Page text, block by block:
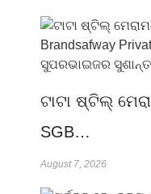
ଟାଟା ଷ୍ଟିଲ୍
SGB…
August 7, 2026